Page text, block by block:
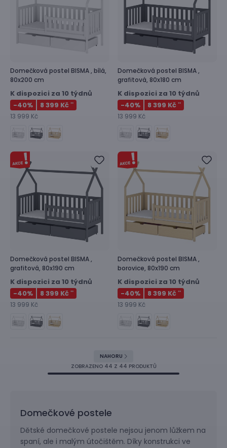
Domečková postel BISMA , bílá,
80x200 cm
K dispozici za 10 týdnů
-40% 8 399 Kč **
13 999 Kč
Domečková postel BISMA ,
grafitová, 80x180 cm
K dispozici za 10 týdnů
-40% 8 399 Kč **
13 999 Kč
Domečková postel BISMA ,
grafitová, 80x190 cm
K dispozici za 10 týdnů
-40% 8 399 Kč **
13 999 Kč
Domečková postel BISMA ,
borovice, 80x190 cm
K dispozici za 10 týdnů
-40% 8 399 Kč **
13 999 Kč
NAHORU
ZOBRAZENO 44 Z 44 PRODUKTŮ
Domečkové postele
Dětské domečkové postele nejsou jenom lůžkem na
spaní, ale i malým útočištěm. Díky konstrukci ve